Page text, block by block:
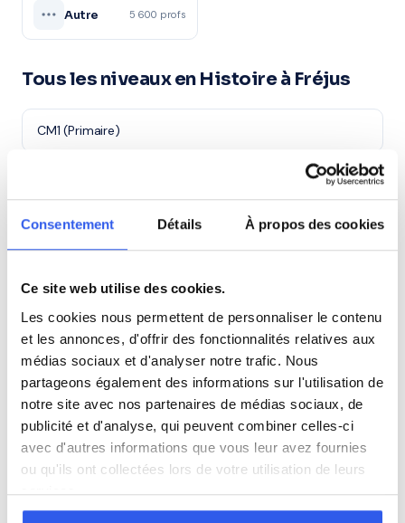
Consentement Détails À propos des cookies
Ce site web utilise des cookies.
Les cookies nous permettent de personnaliser le contenu
et les annonces, d'offrir des fonctionnalités relatives aux
médias sociaux et d'analyser notre trafic. Nous
partageons également des informations sur l'utilisation de
notre site avec nos partenaires de médias sociaux, de
publicité et d'analyse, qui peuvent combiner celles-ci
avec d'autres informations que vous leur avez fournies
ou qu'ils ont collectées lors de votre utilisation de leurs
services.
Autre 5 600 profs
Tous les niveaux en Histoire à Fréjus
CM1 (Primaire)
6ème (Collège)
5ème (Collège)
4ème (Collège)
3ème (Collège)
Seconde (Lycée)
Première (Lycée)